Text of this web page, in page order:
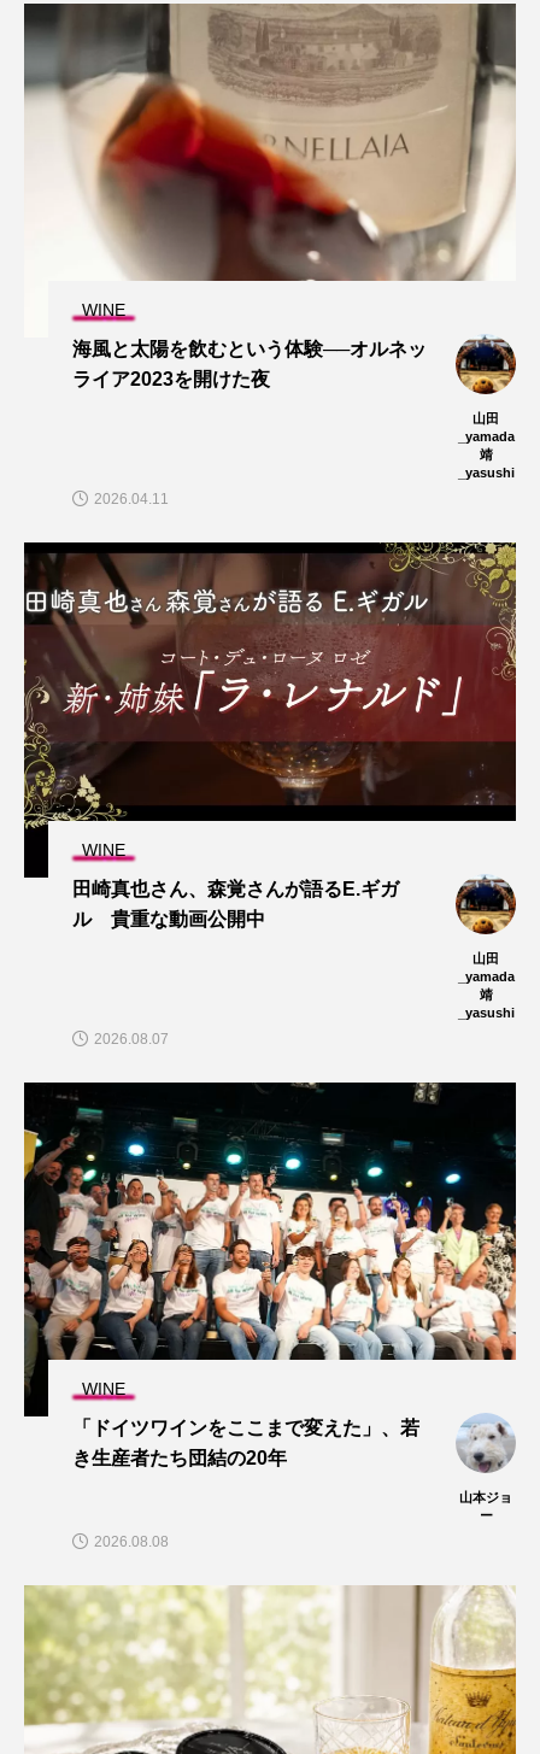
WINE
海風と太陽を飲むという体験──オルネッ
ライア2023を開けた夜
山田
_yamada
靖
_yasushi
2026.04.11
WINE
田崎真也さん、森覚さんが語るE.ギガ
ル 貴重な動画公開中
山田
_yamada
靖
_yasushi
2026.08.07
WINE
「ドイツワインをここまで変えた」、若
き生産者たち団結の20年
山本ジョ
ー
2026.08.08